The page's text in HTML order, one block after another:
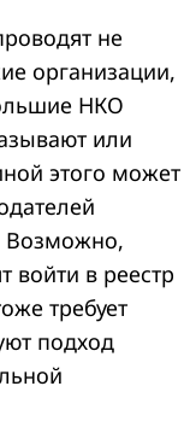
не
организации,
НКО
или
этого может
Возможно,
войти в реестр
требует
подход